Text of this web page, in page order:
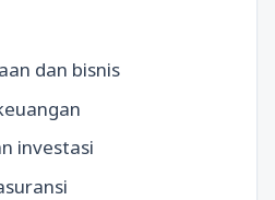
dan bisnis
investasi